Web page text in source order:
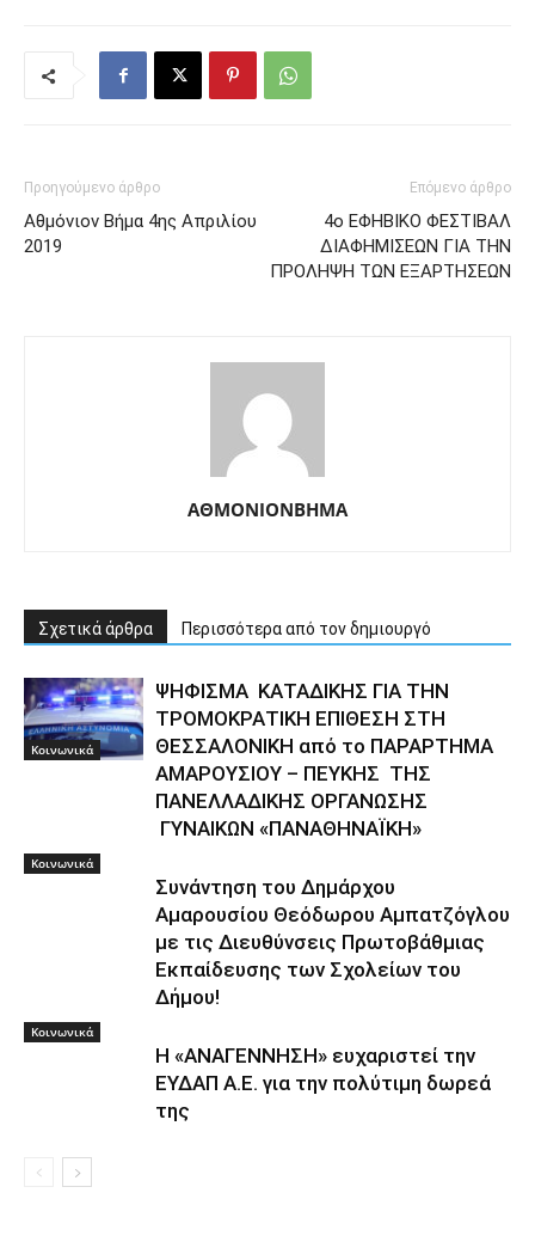
Προηγούμενο άρθρο
Αθμόνιον Βήμα 4ης Απριλίου
2019
Επόμενο άρθρο
4ο ΕΦΗΒΙΚΟ ΦΕΣΤΙΒΑΛ
ΔΙΑΦΗΜΙΣΕΩΝ ΓΙΑ ΤΗΝ
ΠΡΟΛΗΨΗ ΤΩΝ ΕΞΑΡΤΗΣΕΩΝ
ΑΘΜΟΝΙΟΝΒΗΜΑ
Σχετικά άρθρα Περισσότερα από τον δημιουργό
Κοινωνικά
ΨΗΦΙΣΜΑ ΚΑΤΑΔΙΚΗΣ ΓΙΑ ΤΗΝ
TΡΟΜΟΚΡΑΤΙΚΗ ΕΠΙΘΕΣΗ ΣΤΗ
ΘΕΣΣΑΛΟΝΙΚΗ από το ΠΑΡΑΡΤΗΜΑ
ΑΜΑΡΟΥΣΙΟΥ – ΠΕΥΚΗΣ ΤΗΣ
ΠΑΝΕΛΛΑΔΙΚΗΣ ΟΡΓΑΝΩΣΗΣ
ΓΥΝΑΙΚΩΝ «ΠΑΝΑΘΗΝΑΪΚΗ»
Κοινωνικά
Συνάντηση του Δημάρχου
Αμαρουσίου Θεόδωρου Αμπατζόγλου
με τις Διευθύνσεις Πρωτοβάθμιας
Εκπαίδευσης των Σχολείων του
Δήμου!
Κοινωνικά
Η «ΑΝΑΓΕΝΝΗΣΗ» ευχαριστεί την
ΕΥΔΑΠ Α.Ε. για την πολύτιμη δωρεά
της